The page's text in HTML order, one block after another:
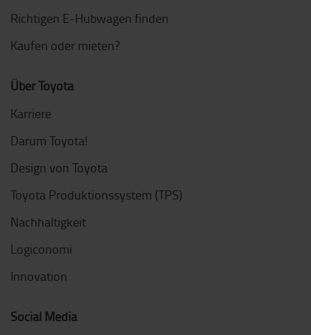
Richtigen E-Hubwagen finden
Kaufen oder mieten?
Über Toyota
Karriere
Darum Toyota!
Design von Toyota
Toyota Produktionssystem (TPS)
Nachhaltigkeit
Logiconomi
Innovation
Social Media